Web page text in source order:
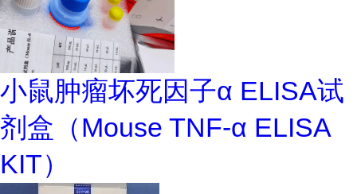
小鼠肿瘤坏死因子α ELISA试
剂盒（Mouse TNF-α ELISA
KIT）